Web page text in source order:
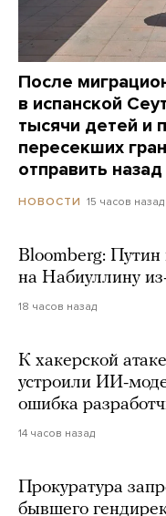
После
в испанской
тысячи детей и
пересекших
отправить назад
НОВОСТИ 15 часов назад
Bloomberg: Путин
на Набиуллину
18 часов назад
К хакерской
устроили ИИ-
ошибка
14 часов назад
Прокуратура
бывшего